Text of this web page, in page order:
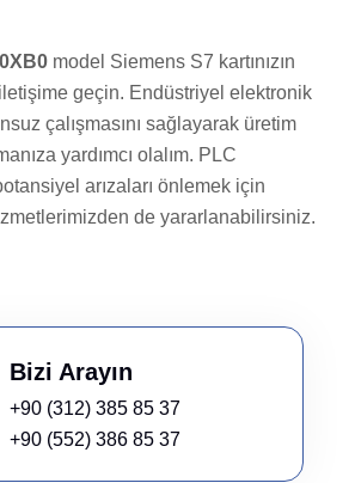
model Siemens S7 kartınızın
geçin. Endüstriyel elektronik
çalışmasını sağlayarak üretim
yardımcı olalım. PLC
arızaları önlemek için
de yararlanabilirsiniz.
Bizi Arayın
+90 (312) 385 85 37
+90 (552) 386 85 37